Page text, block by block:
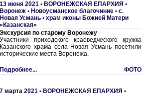
13 июня 2021 • ВОРОНЕЖСКАЯ ЕПАРХИЯ •
Воронеж • Новоусманское благочиние • с.
Hовая Усмань • храм иконы Божией Матери
«Казанская»
Экскурсия по старому Воронежу
Участники приходского краеведческого кружка
Казанского храма села Новая Усмань посетили
исторические места Воронежа.
Подробнее... ФОТО
7 марта 2021 • ВОРОНЕЖСКАЯ ЕПАРХИЯ •